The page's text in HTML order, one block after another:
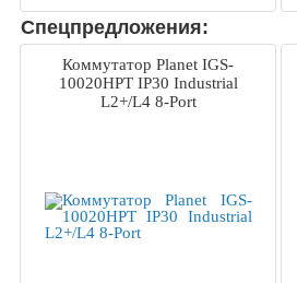
Спецпредложения:
Коммутатор Planet IGS-
10020HPT IP30 Industrial
L2+/L4 8-Port